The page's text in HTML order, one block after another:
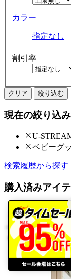
カラー
指定なし
割引率
クリア 絞り込む
現在の絞り込
U-
ベビーグ
検索履歴から探す
購入済みアイ